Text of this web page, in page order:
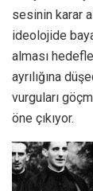
sesinin karar
ideolojide
alması
ayrılığına
vurguları
öne çıkıyor.